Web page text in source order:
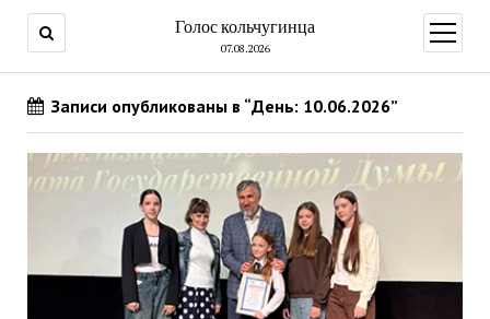
Голос кольчугинца
07.08.2026
меню
Записи опубликованы в “День: 10.06.2026”